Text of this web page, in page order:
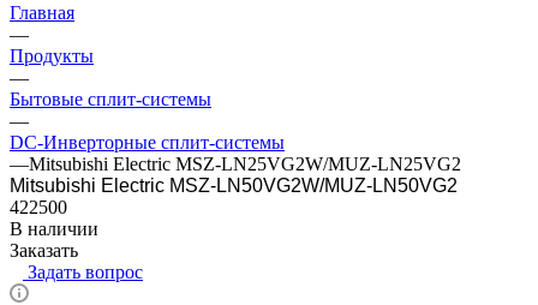
Главная
—
Продукты
—
Бытовые сплит-системы
—
DC-Инверторные сплит-системы
—Mitsubishi Electric MSZ-LN25VG2W/MUZ-LN25VG2
Mitsubishi Electric MSZ-LN50VG2W/MUZ-LN50VG2
422500
В наличии
Заказать
Задать вопрос